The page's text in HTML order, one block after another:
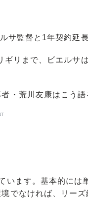
監督と1年契約延長
リまで、ビエルサ
・荒川友康はこう語
います。基本的には
でなければ、リー